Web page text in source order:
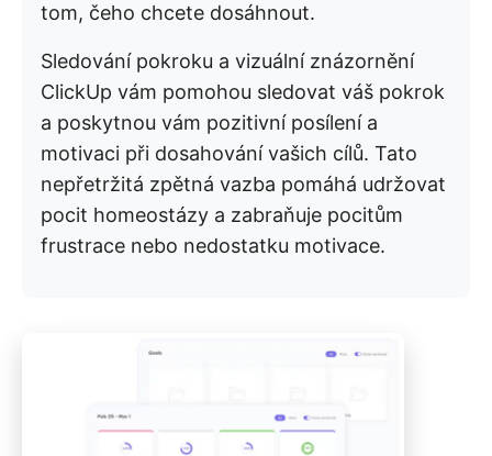
tom, čeho chcete dosáhnout.
Sledování pokroku a vizuální znázornění
ClickUp vám pomohou sledovat váš pokrok
a poskytnou vám pozitivní posílení a
motivaci při dosahování vašich cílů. Tato
nepřetržitá zpětná vazba pomáhá udržovat
pocit homeostázy a zabraňuje pocitům
frustrace nebo nedostatku motivace.